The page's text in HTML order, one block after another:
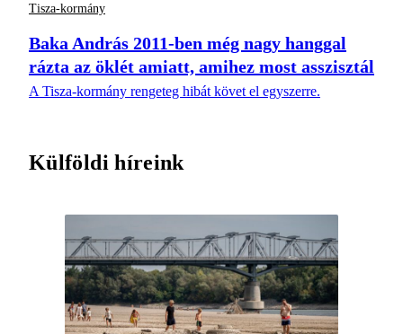
Tisza-kormány
Baka András 2011-ben még nagy hanggal
rázta az öklét amiatt, amihez most asszisztál
A Tisza-kormány rengeteg hibát követ el egyszerre.
Külföldi híreink